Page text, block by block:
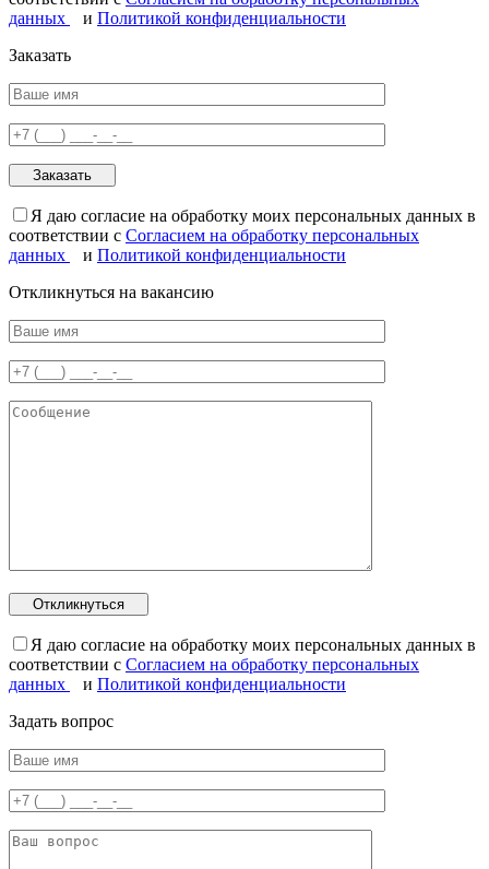
данных
и Политикой конфиденциальности
Заказать
Я даю согласие на обработку моих персональных данных в
соответствии с Согласием на обработку персональных
данных
и Политикой конфиденциальности
Откликнуться на вакансию
Я даю согласие на обработку моих персональных данных в
соответствии с Согласием на обработку персональных
данных
и Политикой конфиденциальности
Задать вопрос